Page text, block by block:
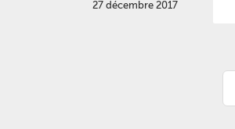
27 décembre 2017